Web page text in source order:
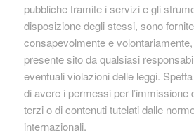
pubbliche tramite i servizi e gli
disposizione degli stessi, sono fornite
consapevolmente e
presente sito da qualsiasi
eventuali violazioni delle leggi.
di avere i permessi per l’immissione
terzi o di contenuti tutelati dalle
internazionali.